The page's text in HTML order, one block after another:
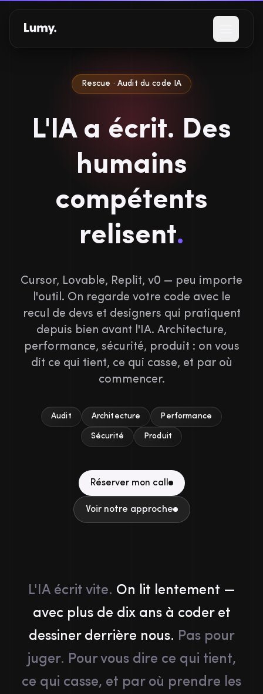
Rescue · Audit du code IA
L'IA a écrit. Des
humains
compétents
relisent.
Cursor, Lovable, Replit, v0 — peu importe
l'outil. On regarde votre code avec le
recul de devs et designers qui pratiquent
depuis bien avant l'IA. Architecture,
performance, sécurité, produit : on vous
dit ce qui tient, ce qui casse, et par où
commencer.
Audit Architecture Performance
Sécurité Produit
Réserver mon call
Voir notre approche
L'IA écrit vite. On lit lentement —
avec plus de dix ans à coder et
dessiner derrière nous. Pas pour
juger. Pour vous dire ce qui tient,
ce qui casse, et par où prendre les